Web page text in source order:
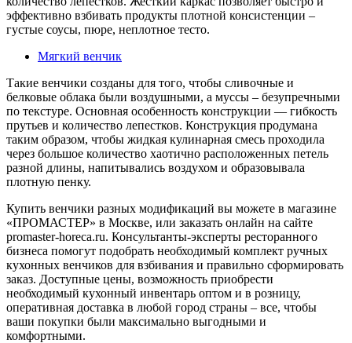
эффективно взбивать продукты плотной консистенции –
густые соусы, пюре, неплотное тесто.
Мягкий венчик
Такие венчики созданы для того, чтобы сливочные и
белковые облака были воздушными, а муссы – безупречными
по текстуре. Основная особенность конструкции — гибкость
прутьев и количество лепестков. Конструкция продумана
таким образом, чтобы жидкая кулинарная смесь проходила
через большое количество хаотично расположенных петель
разной длины, напитывались воздухом и образовывала
плотную пенку.
Купить венчики разных модификаций вы можете в магазине
«ПРОМАСТЕР» в Москве, или заказать онлайн на сайте
promaster-horeca.ru. Консультанты-эксперты ресторанного
бизнеса помогут подобрать необходимый комплект ручных
кухонных венчиков для взбивания и правильно сформировать
заказ. Доступные цены, возможность приобрести
необходимый кухонный инвентарь оптом и в розницу,
оперативная доставка в любой город страны – все, чтобы
ваши покупки были максимально выгодными и
комфортными.